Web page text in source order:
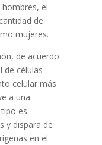
el
de
mujeres.
de acuerdo
de células
celular más
a una
es
y dispara de
en el